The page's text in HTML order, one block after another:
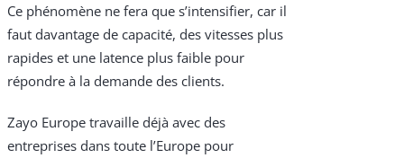
Ce phénomène ne fera que s’intensifier, car il
faut davantage de capacité, des vitesses plus
rapides et une latence plus faible pour
répondre à la demande des clients.
Zayo Europe travaille déjà avec des
entreprises dans toute l’Europe pour